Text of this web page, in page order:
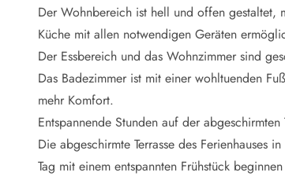
Reiseführer Dänemark
Tipps für Urlaub in Dänemark
Wetter in Dänemark
Saisonzeiten
Badesicherheit im Meer
Naturschutz
Webcam Dänemark
Ferienhauskatalog
Fotowettbewerb
Der Wohnbereich ist hell und offen gestaltet,
Küche mit allen notwendigen Geräten
Der Essbereich und das Wohnzimmer sind
Das Badezimmer ist mit einer wohltuenden
mehr Komfort.
Entspannende Stunden auf der abgeschirmten
Die abgeschirmte Terrasse des Ferienhauses
Tag mit einem entspannten Frühstück